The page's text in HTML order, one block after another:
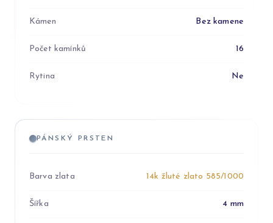
Kámen Bez kamene
Počet kamínků 16
Rytina Ne
PÁNSKÝ PRSTEN
Barva zlata 14k žluté zlato 585/1000
Šířka 4 mm